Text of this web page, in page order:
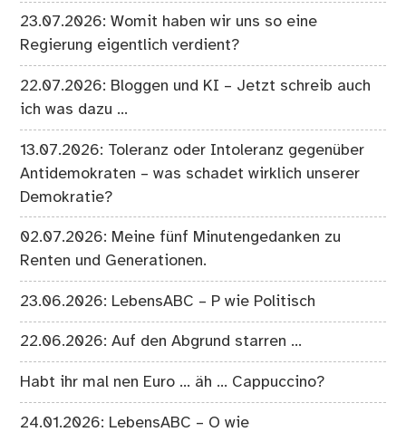
23.07.2026: Womit haben wir uns so eine
Regierung eigentlich verdient?
22.07.2026: Bloggen und KI – Jetzt schreib auch
ich was dazu …
13.07.2026: Toleranz oder Intoleranz gegenüber
Antidemokraten – was schadet wirklich unserer
Demokratie?
02.07.2026: Meine fünf Minutengedanken zu
Renten und Generationen.
23.06.2026: LebensABC – P wie Politisch
22.06.2026: Auf den Abgrund starren …
Habt ihr mal nen Euro … äh … Cappuccino?
24.01.2026: LebensABC – O wie